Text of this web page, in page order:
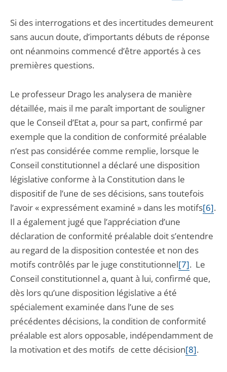
Si des interrogations et des incertitudes demeurent
sans aucun doute, d’importants débuts de réponse
ont néanmoins commencé d’être apportés à ces
premières questions.
Le professeur Drago les analysera de manière
détaillée, mais il me paraît important de souligner
que le Conseil d’Etat a, pour sa part, confirmé par
exemple que la condition de conformité préalable
n’est pas considérée comme remplie, lorsque le
Conseil constitutionnel a déclaré une disposition
législative conforme à la Constitution dans le
dispositif de l’une de ses décisions, sans toutefois
l’avoir « expressément examiné » dans les motifs[6].
Il a également jugé que l’appréciation d’une
déclaration de conformité préalable doit s’entendre
au regard de la disposition contestée et non des
motifs contrôlés par le juge constitutionnel[7]. Le
Conseil constitutionnel a, quant à lui, confirmé que,
dès lors qu’une disposition législative a été
spécialement examinée dans l’une de ses
précédentes décisions, la condition de conformité
préalable est alors opposable, indépendamment de
la motivation et des motifs de cette décision[8].